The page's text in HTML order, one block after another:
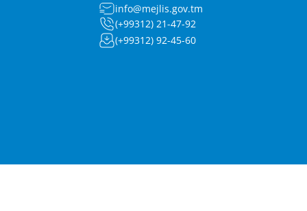
info@mejlis.gov.tm
(+99312) 21-47-92
(+99312) 92-45-60